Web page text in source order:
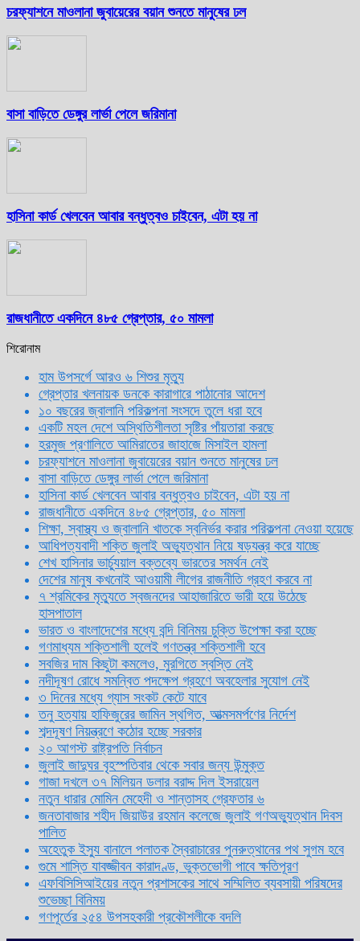
চরফ্যাশনে মাওলানা জুবায়েরের বয়ান শুনতে মানুষের ঢল
বাসা বাড়িতে ডেঙ্গুর লার্ভা পেলে জরিমানা
হাসিনা কার্ড খেলবেন আবার বন্ধুত্বও চাইবেন, এটা হয় না
রাজধানীতে একদিনে ৪৮৫ গ্রেপ্তার, ৫০ মামলা
শিরোনাম
হাম উপসর্গে আরও ৬ শিশুর মৃত্যু
গ্রেপ্তার খলনায়ক ডনকে কারাগারে পাঠানোর আদেশ
১০ বছরের জ্বালানি পরিকল্পনা সংসদে তুলে ধরা হবে
একটি মহল দেশে অস্থিতিশীলতা সৃষ্টির পাঁয়তারা করছে
হরমুজ প্রণালিতে আমিরাতের জাহাজে মিসাইল হামলা
চরফ্যাশনে মাওলানা জুবায়েরের বয়ান শুনতে মানুষের ঢল
বাসা বাড়িতে ডেঙ্গুর লার্ভা পেলে জরিমানা
হাসিনা কার্ড খেলবেন আবার বন্ধুত্বও চাইবেন, এটা হয় না
রাজধানীতে একদিনে ৪৮৫ গ্রেপ্তার, ৫০ মামলা
শিক্ষা, স্বাস্থ্য ও জ্বালানি খাতকে স্বনির্ভর করার পরিকল্পনা নেওয়া হয়েছে
আধিপত্যবাদী শক্তি জুলাই অভ্যুত্থান নিয়ে ষড়যন্ত্র করে যাচ্ছে
শেখ হাসিনার ভার্চ্যুয়াল বক্তব্যে ভারতের সমর্থন নেই
দেশের মানুষ কখনোই আওয়ামী লীগের রাজনীতি গ্রহণ করবে না
৭ শ্রমিকের মৃত্যুতে স্বজনদের আহাজারিতে ভারী হয়ে উঠেছে
হাসপাতাল
ভারত ও বাংলাদেশের মধ্যে বন্দি বিনিময় চুক্তি উপেক্ষা করা হচ্ছে
গণমাধ্যম শক্তিশালী হলেই গণতন্ত্র শক্তিশালী হবে
সবজির দাম কিছুটা কমলেও, মুরগিতে স্বস্তি নেই
নদীদূষণ রোধে সমন্বিত পদক্ষেপ গ্রহণে অবহেলার সুযোগ নেই
৩ দিনের মধ্যে গ্যাস সংকট কেটে যাবে
তনু হত্যায় হাফিজুরের জামিন স্থগিত, আত্মসমর্পণের নির্দেশ
শব্দদূষণ নিয়ন্ত্রণে কঠোর হচ্ছে সরকার
২০ আগস্ট রাষ্ট্রপতি নির্বাচন
জুলাই জাদুঘর বৃহস্পতিবার থেকে সবার জন্য উন্মুক্ত
গাজা দখলে ৩৭ মিলিয়ন ডলার বরাদ্দ দিল ইসরায়েল
নতুন ধারার মোমিন মেহেদী ও শান্তাসহ গ্রেফতার ৬
জনতাবাজার শহীদ জিয়াউর রহমান কলেজে জুলাই গণঅভ্যুত্থান দিবস
পালিত
অহেতুক ইস্যু বানালে পলাতক স্বৈরাচারের পুনরুত্থানের পথ সুগম হবে
গুমে শাস্তি যাবজ্জীবন কারাদণ্ড, ভুক্তভোগী পাবে ক্ষতিপূরণ
এফবিসিসিআইয়ের নতুন প্রশাসকের সাথে সম্মিলিত ব্যবসায়ী পরিষদের
শুভেচ্ছা বিনিময়
গণপূর্তের ২৫৪ উপসহকারী প্রকৌশলীকে বদলি